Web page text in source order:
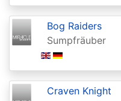
Adventures
in
the
Forgotten
Realms
Bog Raiders
Sumpfräuber
Craven Knight